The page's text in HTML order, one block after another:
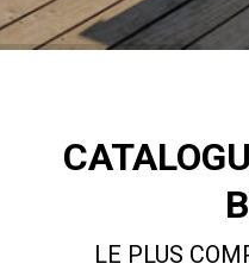
LE PLUS